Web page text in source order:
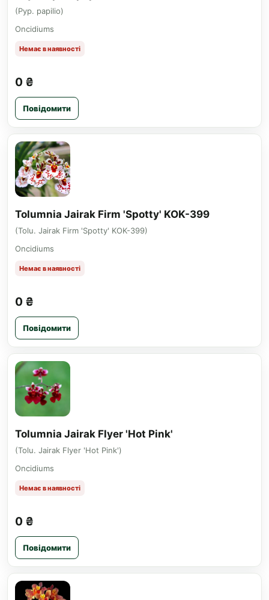
(Pyp. papilio)
Oncidiums
Немає в наявності
0 ₴
Повідомити
Tolumnia Jairak Firm 'Spotty' KOK-399
(Tolu. Jairak Firm 'Spotty' KOK-399)
Oncidiums
Немає в наявності
0 ₴
Повідомити
Tolumnia Jairak Flyer 'Hot Pink'
(Tolu. Jairak Flyer 'Hot Pink')
Oncidiums
Немає в наявності
0 ₴
Повідомити